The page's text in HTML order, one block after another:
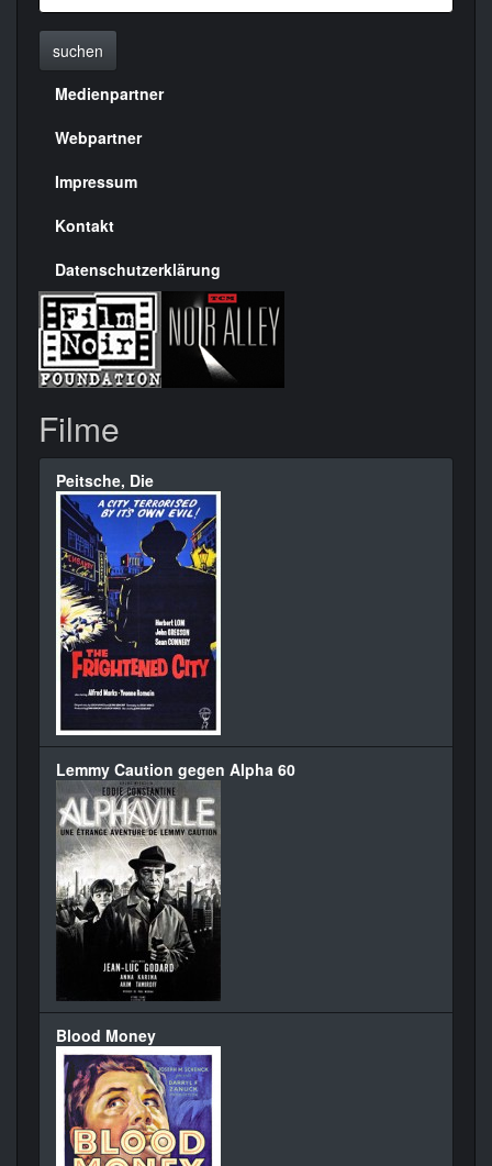
suchen
Menülinks
rechte
Seite
Medienpartner
Webpartner
Impressum
Kontakt
Datenschutzerklärung
Filme
Peitsche, Die
Lemmy Caution gegen Alpha 60
Blood Money